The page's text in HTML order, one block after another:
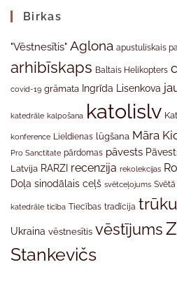
Birkas
"Vēstnesītis" Aglona apustuliskais
arhibīskaps Baltais Helikopters
covid-19 grāmata Ingrīda Lisenkova
katedrāle kalpošana katolislv
konference Lieldienas lūgšana Māra
Pro Sanctitate pārdomas pāvests
Latvija RARZI recenzija rekolekcijas
Doļa sinodālais ceļš svētceļojums
katedrāle ticība Tiecības tradīcija
Ukraina vēstnesītis vēstījums
Stankevičs